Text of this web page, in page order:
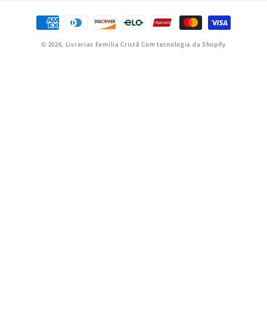
Formas
de
pagamento
© 2026, Livrarias Familia Cristã Com tecnologia da Shopify